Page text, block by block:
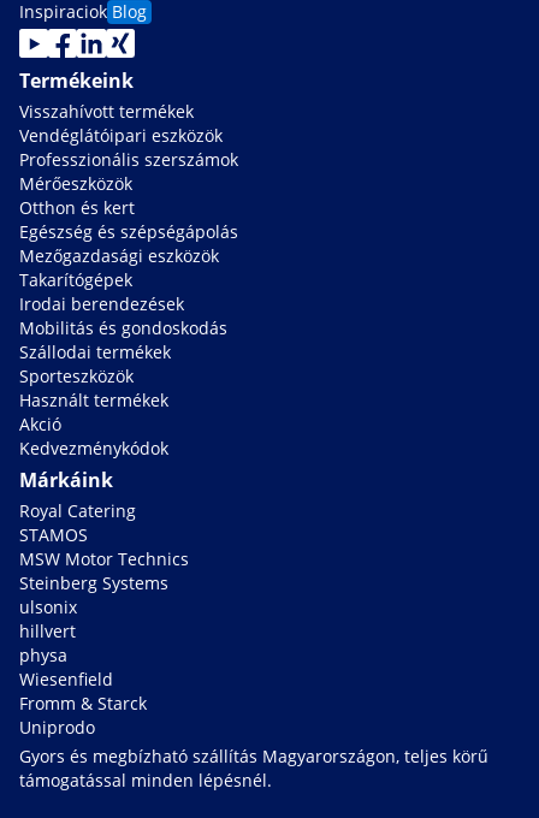
Inspiraciok Blog
Termékeink
Visszahívott termékek
Vendéglátóipari eszközök
Professzionális szerszámok
Mérőeszközök
Otthon és kert
Egészség és szépségápolás
Mezőgazdasági eszközök
Takarítógépek
Irodai berendezések
Mobilitás és gondoskodás
Szállodai termékek
Sporteszközök
Használt termékek
Akció
Kedvezménykódok
Márkáink
Royal Catering
STAMOS
MSW Motor Technics
Steinberg Systems
ulsonix
hillvert
physa
Wiesenfield
Fromm & Starck
Uniprodo
Gyors és megbízható szállítás Magyarországon, teljes körű
támogatással minden lépésnél.